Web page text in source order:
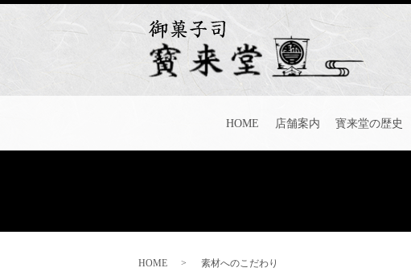
HOME 店舗案内 寳来堂の歴史
HOME 素材へのこだわり